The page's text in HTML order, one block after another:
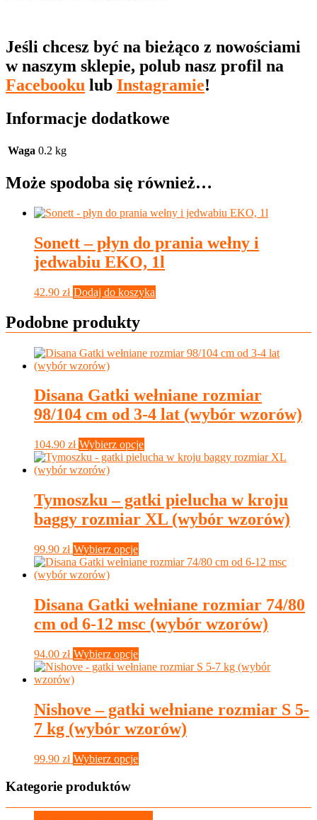
Jeśli chcesz być na bieżąco z nowościami
w naszym sklepie, polub nasz profil na
Facebooku lub Instagramie!
Informacje dodatkowe
Waga 0.2 kg
Może spodoba się również…
Sonett – płyn do prania wełny i
jedwabiu EKO, 1l
42.90 zł Dodaj do koszyka
Podobne produkty
Disana Gatki wełniane rozmiar
98/104 cm od 3-4 lat (wybór wzorów)
104.90 zł Wybierz opcje
produkt
wariantów.
Opcje
można
stronie
produktu
Tymoszku – gatki pielucha w kroju
baggy rozmiar XL (wybór wzorów)
99.90 zł Wybierz opcje
produkt
wariantów.
Opcje
można
na
stronie
produktu
Disana Gatki wełniane rozmiar 74/80
cm od 6-12 msc (wybór wzorów)
94.00 zł Wybierz opcje
produkt
wariantów.
Opcje
można
na
stronie
Nishove – gatki wełniane rozmiar S 5-
7 kg (wybór wzorów)
99.90 zł Wybierz opcje
wariantów.
Kategorie produktów